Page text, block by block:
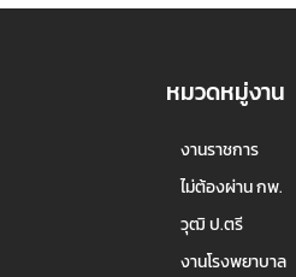
หมวดหมู่งาน
งานราชการ
ไม่ต้องผ่าน กพ.
วุฒิ ป.ตรี
งานโรงพยาบาล